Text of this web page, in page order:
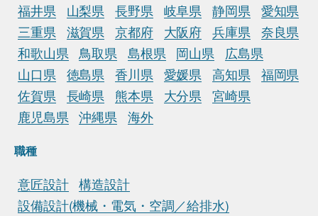
福井県
山梨県 長野県 岐阜県 静岡県
愛知県
三重県
滋賀県 京都府 大阪府 兵庫県
奈良県
和歌山県
鳥取県 島根県 岡山県
広島県
山口県
徳島県 香川県 愛媛県 高知県
福岡県
佐賀県
長崎県 熊本県 大分県
宮崎県
鹿児島県 沖縄県 海外
職種
意匠設計 構造設計
設備設計(機械・電気・空調／給排水)